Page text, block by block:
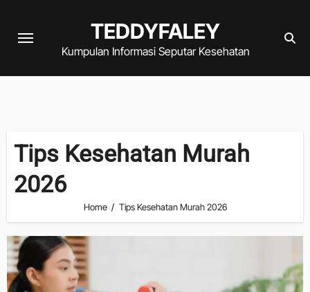
TEDDYFALEY
Kumpulan Informasi Seputar Kesehatan
Tips Kesehatan Murah
2026
Home Tips Kesehatan Murah 2026